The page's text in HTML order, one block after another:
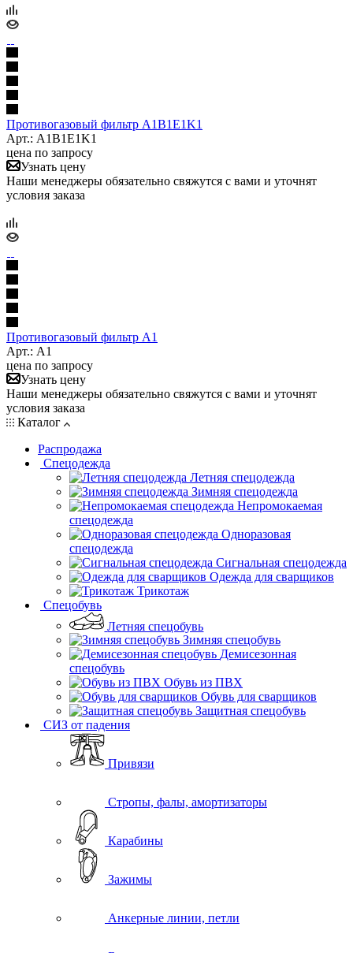
Противогазовый фильтр A1B1E1K1
Арт.: A1B1E1K1
цена по запросу
Узнать цену
Наши менеджеры обязательно свяжутся с вами и уточнят
условия заказа
Противогазовый фильтр A1
Арт.: А1
цена по запросу
Узнать цену
Наши менеджеры обязательно свяжутся с вами и уточнят
условия заказа
Каталог
Распродажа
Спецодежда
Летняя спецодежда
Зимняя спецодежда
Непромокаемая
спецодежда
Одноразовая
спецодежда
Сигнальная спецодежда
Одежда для сварщиков
Трикотаж
Спецобувь
Летняя спецобувь
Зимняя спецобувь
Демисезонная
спецобувь
Обувь из ПВХ
Обувь для сварщиков
Защитная спецобувь
СИЗ от падения
Привязи
Стропы, фалы, амортизаторы
Карабины
Зажимы
Анкерные линии, петли